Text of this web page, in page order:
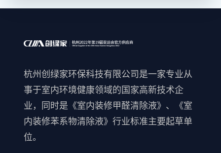
杭州创绿家环保科技有限公司是一家专业从
事于室内环境健康领域的国家高新技术企
业，同时是《室内装修甲醛清除液》、《室
内装修苯系物清除液》行业标准主要起草单
位。